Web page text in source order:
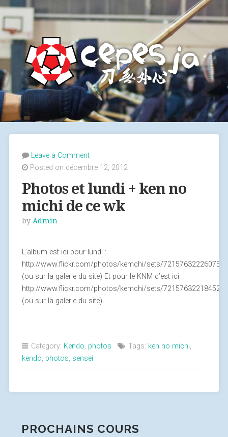
Leave a Comment
Posted on décembre 12, 2012
Photos et lundi + ken no
michi de ce wk
by Admin
L’album est ici pour lundi :
http://www.flickr.com/photos/kemchi/sets/
(ou sur la galerie du site) Et pour le KNM c’est ici :
http://www.flickr.com/photos/kemchi/sets/
(ou sur la galerie du site)
Category: Kendo, photos Tags: ken no michi,
kendo, photos, sensei
PROCHAINS COURS